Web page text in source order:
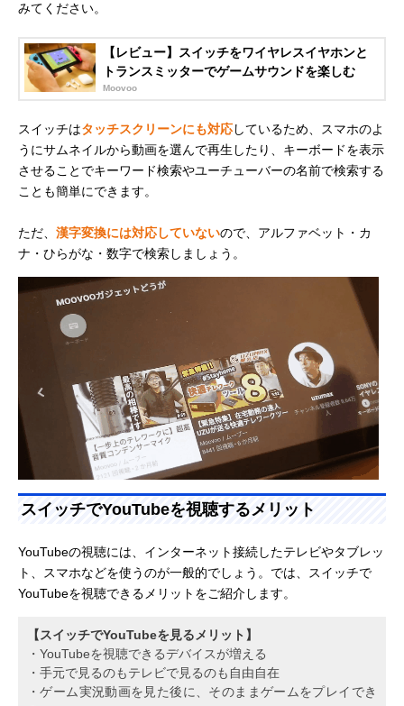
みてください。
【レビュー】スイッチをワイヤレスイヤホンと
トランスミッターでゲームサウンドを楽しむ
Moovoo
スイッチはタッチスクリーンにも対応しているため、スマホのよ
うにサムネイルから動画を選んで再生したり、キーボードを表示
させることでキーワード検索やユーチューバーの名前で検索する
ことも簡単にできます。
ただ、 漢字変換には対応していないので、アルファベット・カ
ナ・ひらがな・数字で検索しましょう。
スイッチでYouTubeを視聴するメリット
YouTubeの視聴には、インターネット接続したテレビやタブレッ
ト、スマホなどを使うのが一般的でしょう。では、スイッチで
YouTubeを視聴できるメリットをご紹介します。
【スイッチでYouTubeを見るメリット】
・YouTubeを視聴できるデバイスが増える
・手元で見るのもテレビで見るのも自由自在
・ゲーム実況動画を見た後に、そのままゲームをプレイでき